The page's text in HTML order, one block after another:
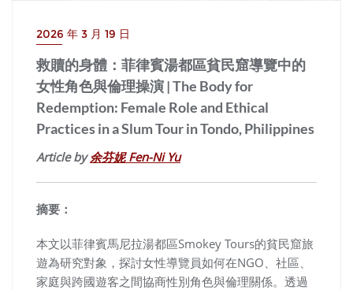
2026 年 3 月 19 日
救贖的身體：菲律賓湯都區貧民窟導覽中的
女性角色與倫理操演 | The Body for
Redemption: Female Role and Ethical
Practices in a Slum Tour in Tondo, Philippines
Article by余芬妮 Fen-Ni Yu
摘要：
本文以菲律賓馬尼拉湯都區Smokey Tours的貧民窟旅
遊為研究對象，探討女性導覽員如何在NGO、社區、
家庭與跨國遊客之間協商性別角色與倫理關係。透過